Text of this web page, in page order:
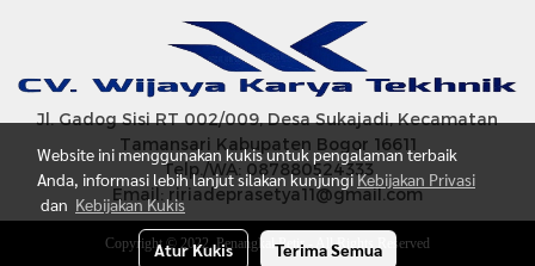
Jl. Gadog Sisi RT 002/009, Desa Sukajadi, Kecamatan
Tamansari Kabupaten Bogor 16611
Telp./WA: 087880524333
Email: ririadeprasetya11@gmail.com
Copyright © 2022. Penangkal Petir - All Rights Reserved
Website ini menggunakan kukis untuk pengalaman terbaik
Anda, informasi lebih lanjut silakan kunjungiKebijakan Privasi
dan Kebijakan Kukis
Atur Kukis Terima Semua